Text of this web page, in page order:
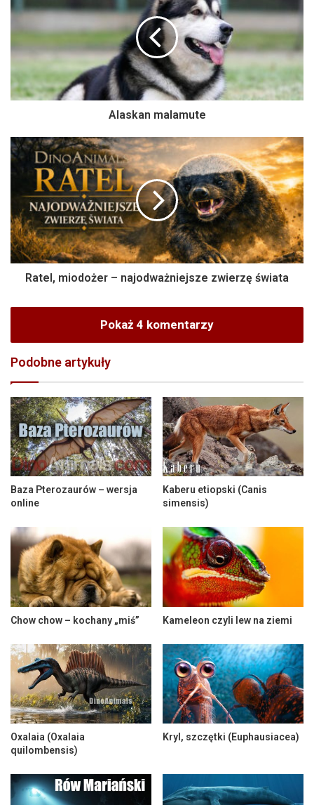
Alaskan malamute
Ratel, miodożer – najodważniejsze zwierzę świata
Pokaż 4 komentarzy
Podobne artykuły
Baza Pterozaurów – wersja
online
Kaberu etiopski (Canis
simensis)
Chow chow – kochany „miś” Kameleon czyli lew na ziemi
Oxalaia (Oxalaia
quilombensis)
Kryl, szczętki (Euphausiacea)